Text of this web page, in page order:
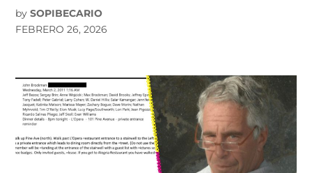
by SOPIBECARIO
FEBRERO 26, 2026